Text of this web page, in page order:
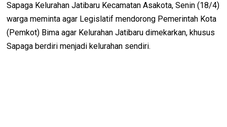
Sapaga Kelurahan Jatibaru Kecamatan Asakota, Senin (18/4)
warga meminta agar Legislatif mendorong Pemerintah Kota
(Pemkot) Bima agar Kelurahan Jatibaru dimekarkan, khusus
Sapaga berdiri menjadi kelurahan sendiri.